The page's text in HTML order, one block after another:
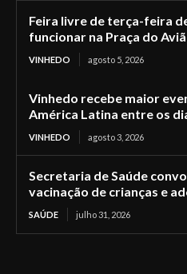
Feira livre de terça-feira
funcionar na Praça do
VINHEDO agosto 5, 2026
Vinhedo recebe maior
América Latina entre os
VINHEDO agosto 3, 2026
Secretaria de Saúde
vacinação de crianças e
SAÚDE julho 31, 2026